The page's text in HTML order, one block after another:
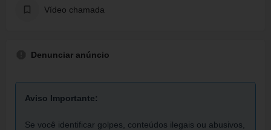
Vídeo chamada
Denunciar anúncio
Aviso Importante:
Se você identificar golpes, conteúdos ilegais ou abusivos,